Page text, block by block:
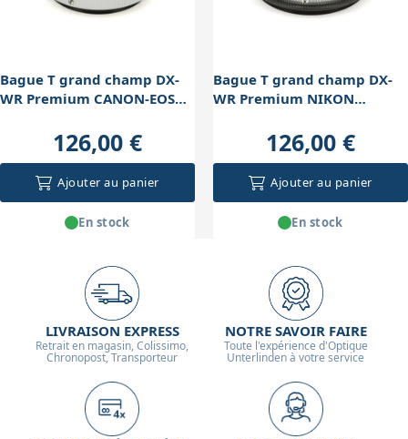
Bague T grand champ DX-
WR Premium CANON-EOS
126,00 €
Ajouter au panier
En stock
Bague T grand champ DX-
WR Premium NIKON
126,00 €
Ajouter au panier
En stock
LIVRAISON EXPRESS
Retrait en magasin, Colissimo,
Chronopost, Transporteur
NOTRE SAVOIR FAIRE
Toute l'expérience d'Optique
Unterlinden à votre service